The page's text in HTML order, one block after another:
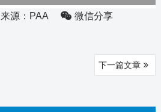
来源：PAA 微信分享
下一篇文章